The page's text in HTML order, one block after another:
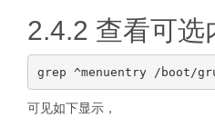
2.4.2 查看可选
可见如下显示，